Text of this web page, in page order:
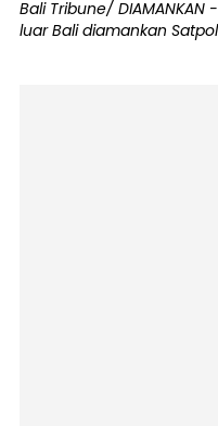
Bali Tribune/
luar Bali diamankan